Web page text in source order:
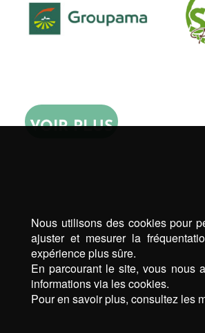
VOIR PLUS
Nous utilisons des cookies pour
ajuster et mesurer la
expérience plus sûre.
En parcourant le site, vous nous
informations via les cookies.
Pour en savoir plus, consultez les